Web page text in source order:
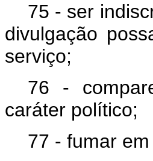
75 - ser
divulgação
serviço;
76 -
caráter político;
77 - fumar